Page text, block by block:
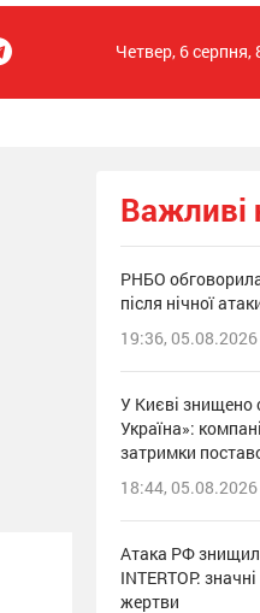
Четвер, 6 серпня,
Важливі
РНБО обговорила
після нічної
19:36, 05.08.2026
У Києві знищено
Україна»:
затримки
18:44, 05.08.2026
Атака РФ
INTERTOP:
жертви